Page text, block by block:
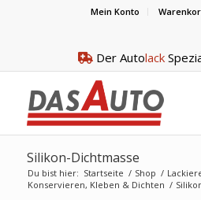
Mein Konto
Der Autolack
Silikon-Dichtmasse
Du bist hier: Startseite / Shop /
Konservieren, Kleben & Dichten /